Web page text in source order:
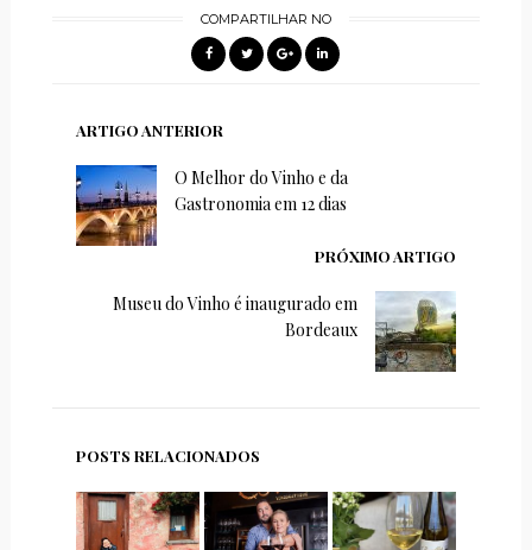
COMPARTILHAR NO
ARTIGO ANTERIOR
O Melhor do Vinho e da
Gastronomia em 12 dias
PRÓXIMO ARTIGO
Museu do Vinho é inaugurado em
Bordeaux
POSTS RELACIONADOS